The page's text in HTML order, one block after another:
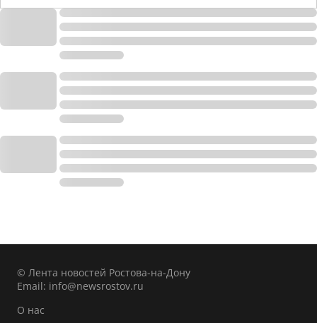
© Лента новостей Ростова-на-Дону
Email: info@newsrostov.ru
О нас